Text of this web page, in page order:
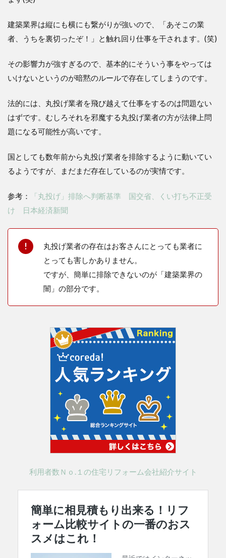
建築業界は縦にも横にも繋がりが強いので、「あそこの業
者、うちを裏切ったぞ！」と触れ回り仕事を干されます。(笑)
その影響力が強すぎるので、基本的にそういう事をやっては
いけないというのが暗黙のルールで存在してしまうのです。
法的には、丸投げ業者を飛び越えて仕事をするのは問題ない
はずです。むしろそれを邪魔する丸投げ業者の方が法律上問
題になる可能性が高いです。
国としても数年前から丸投げ業者を排除するように動いてい
るようですが、まだまだ存在しているのが実情です。
参考：
「丸投げ」排除へ判断基準 国交省、くい打ち不正受
け
日本経済新聞
丸投げ業者の存在はお客さんにとっても業者に
とっても害しかありません。
ですが、簡単に排除できないのが「建築業界の
闇」の部分です。
利用者数Ｎｏ.１の住宅リフォーム会社紹介サイト